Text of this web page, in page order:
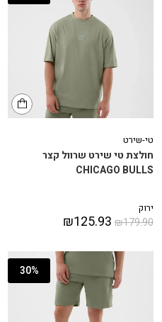
טי-שירט
חולצת טי שירט שרוול קצר
CHICAGO BULLS
ירוק
₪179.90
₪125.93
30%